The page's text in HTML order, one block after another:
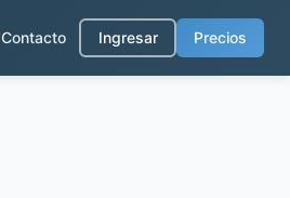
Contacto Ingresar Precios